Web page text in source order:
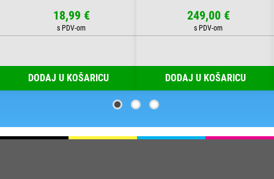
18,99 €
DODAJ U KOŠARICU
249,00 €
DODAJ U KOŠARICU